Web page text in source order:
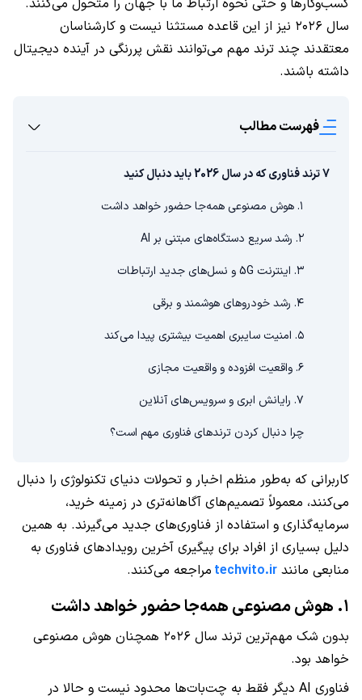
کسب‌وکارها و حتی نحوه ارتباط ما با جهان را متحول می‌کنند.
سال ۲۰۲۶ نیز از این قاعده مستثنا نیست و کارشناسان
معتقدند چند ترند مهم می‌توانند نقش پررنگی در آینده دیجیتال
داشته باشند.
فهرست مطالب
7 ترند فناوری که در سال 2026 باید دنبال کنید
۱. هوش مصنوعی همه‌جا حضور خواهد داشت
۲. رشد سریع دستگاه‌های مبتنی بر AI
۳. اینترنت 5G و نسل‌های جدید ارتباطات
۴. رشد خودروهای هوشمند و برقی
۵. امنیت سایبری اهمیت بیشتری پیدا می‌کند
۶. واقعیت افزوده و واقعیت مجازی
۷. رایانش ابری و سرویس‌های آنلاین
چرا دنبال کردن ترندهای فناوری مهم است؟
کاربرانی که به‌طور منظم اخبار و تحولات دنیای تکنولوژی را دنبال
می‌کنند، معمولاً تصمیم‌های آگاهانه‌تری در زمینه خرید،
سرمایه‌گذاری و استفاده از فناوری‌های جدید می‌گیرند. به همین
دلیل بسیاری از افراد برای پیگیری آخرین رویدادهای فناوری به
منابعی مانند techvito.ir مراجعه می‌کنند.
۱. هوش مصنوعی همه‌جا حضور خواهد داشت
بدون شک مهم‌ترین ترند سال ۲۰۲۶ همچنان هوش مصنوعی
خواهد بود.
فناوری AI دیگر فقط به چت‌بات‌ها محدود نیست و حالا در